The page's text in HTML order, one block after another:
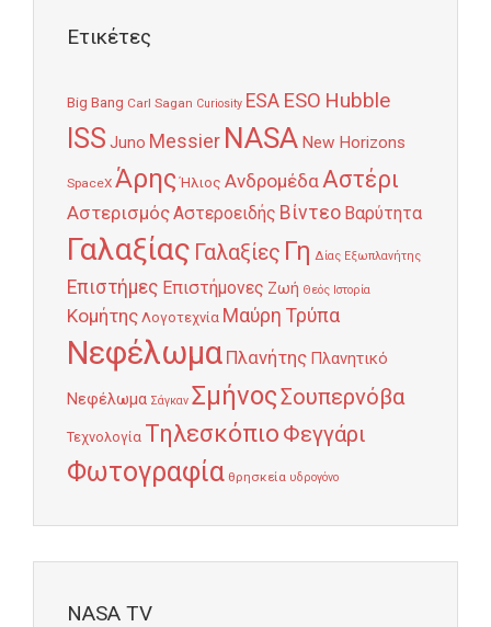
Ετικέτες
Big Bang Carl Sagan Curiosity ESA ESO Hubble
ISS Juno Messier NASA New Horizons
SpaceX Άρης Ήλιος ΑνδρομέδαΑστέρι
ΑστερισμόςΑστεροειδής Βίντεο Βαρύτητα
Γαλαξίας Γαλαξίες Γη Δίας Εξωπλανήτης
Επιστήμες Επιστήμονες Ζωή Θεός Ιστορία
Κομήτης Λογοτεχνία Μαύρη Τρύπα
Νεφέλωμα Πλανήτης Πλανητικό
Νεφέλωμα Σάγκαν ΣμήνοςΣουπερνόβα
Τεχνολογία Τηλεσκόπιο Φεγγάρι
Φωτογραφία θρησκεία υδρογόνο
NASA TV